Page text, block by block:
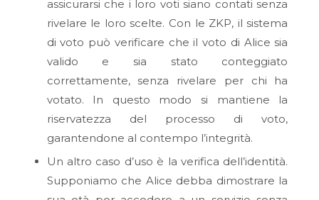
assicurarsi che i loro voti siano contati senza
rivelare le loro scelte. Con le ZKP, il sistema
di voto può verificare che il voto di Alice sia
valido e sia stato conteggiato
correttamente, senza rivelare per chi ha
votato. In questo modo si mantiene la
riservatezza del processo di voto,
garantendone al contempo l’integrità.
Un altro caso d’uso è la verifica dell’identità.
Supponiamo che Alice debba dimostrare la